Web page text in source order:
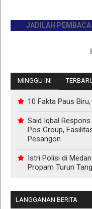
JADILAH PEMBACA
MINGGU INI
10 Fakta Paus
Said Iqbal
Pos Group,
Pesangon
Istri Polisi di
Propam Turun
LANGGANAN BERITA